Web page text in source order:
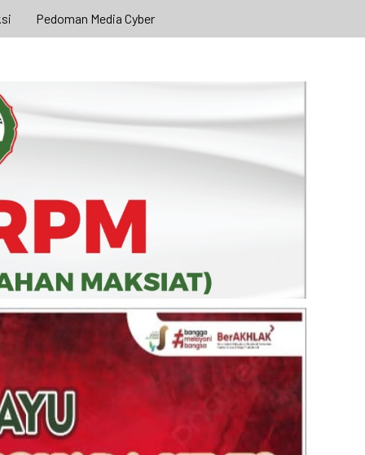
Pedoman Media Cyber